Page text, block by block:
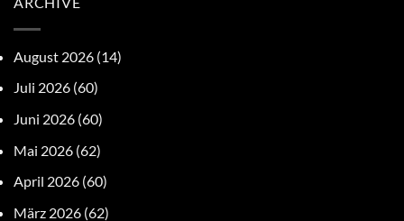
August 2026 (14)
Juli 2026 (60)
Juni 2026 (60)
Mai 2026 (62)
April 2026 (60)
März 2026 (62)